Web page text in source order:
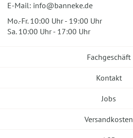
E-Mail: info@banneke.de
Mo.-Fr. 10:00 Uhr - 19:00 Uhr
Sa. 10:00 Uhr - 17:00 Uhr
Fachgeschäft
Kontakt
Jobs
Versandkosten